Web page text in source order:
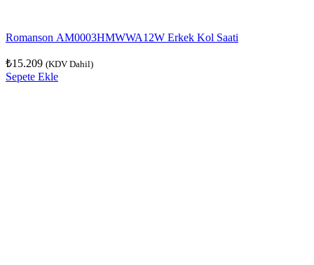
Romanson AM0003HMWWA12W Erkek Kol Saati
₺15.209 (KDV Dahil)
Sepete Ekle